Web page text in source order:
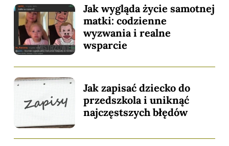
Jak wygląda życie samotnej
matki: codzienne
wyzwania i realne
wsparcie
Jak zapisać dziecko do
przedszkola i uniknąć
najczęstszych błędów